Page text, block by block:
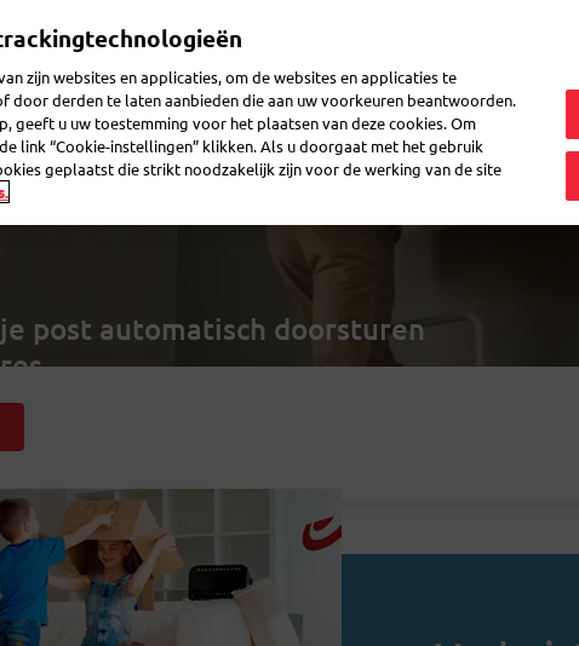
Brief verzenden Post doorsturen Veelgestelde vragen
post automatisch doorsturen
bij je oude woning
zijn websites en applicaties, om de websites en applicaties te
door derden te laten aanbieden die aan uw voorkeuren beantwoorden.
geeft u uw toestemming voor het plaatsen van deze cookies. Om
link “Cookie-instellingen” klikken. Als u doorgaat met het gebruik
geplaatst die strikt noodzakelijk zijn voor de werking van de site